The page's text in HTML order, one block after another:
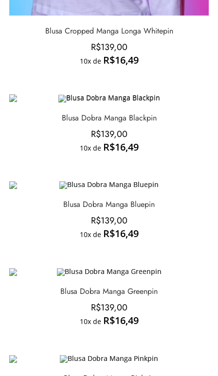
Blusa Cropped Manga Longa Whitepin
R$139,00
10x de R$16,49
Blusa Dobra Manga Blackpin
R$139,00
10x de R$16,49
Blusa Dobra Manga Bluepin
R$139,00
10x de R$16,49
Blusa Dobra Manga Greenpin
R$139,00
10x de R$16,49